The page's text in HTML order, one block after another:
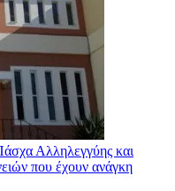
Αλληλεγγύης και
που έχουν ανάγκη